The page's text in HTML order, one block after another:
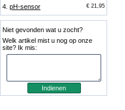
4. pH-sensor € 21,95
Niet gevonden wat u zocht?
Welk artikel mist u nog op onze
site? Ik mis: